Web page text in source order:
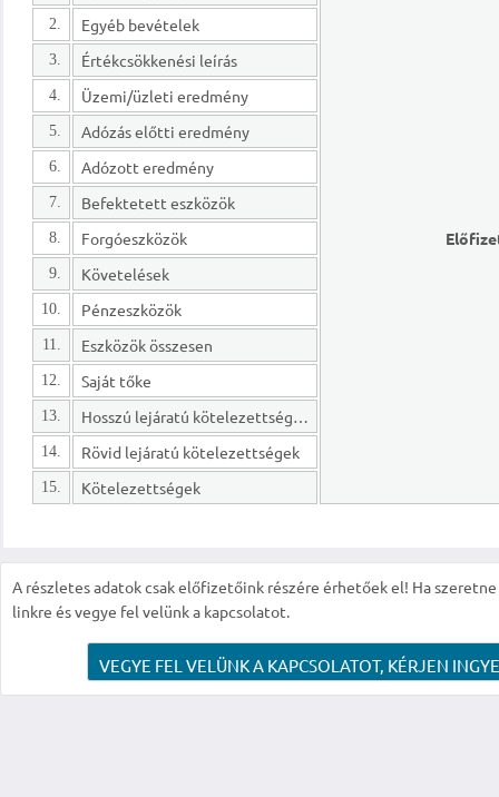
2. Egyéb bevételek
3. Értékcsökkenési leírás
4. Üzemi/üzleti eredmény
5. Adózás előtti eredmény
6. Adózott eredmény
7. Befektetett eszközök
8. Forgóeszközök
9. Követelések
10. Pénzeszközök
11. Eszközök összesen
12. Saját tőke
13. Hosszú lejáratú kötelezettségek
14. Rövid lejáratú kötelezettségek
15. Kötelezettségek
A részletes adatok csak előfizetőink részére érhetőek el! Ha
linkre és vegye fel velünk a kapcsolatot.
VEGYE FEL VELÜNK A KAPCSOLATOT, KÉRJEN